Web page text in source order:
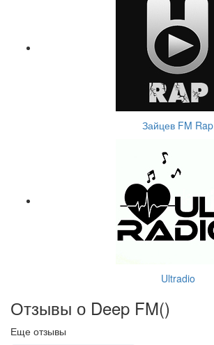
Зайцев FM Rap
Ultradio
Отзывы о Deep FM()
Еще отзывы